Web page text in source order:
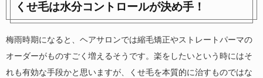
くせ毛は水分コントロールが決め手！
梅雨時期になると、ヘアサロンでは縮毛矯正やストレートパーマの
オーダーがものすごく増えるそうです。楽をしたいという時にはそ
れも有効な手段かと思いますが、くせ毛を本質的に治すものではな